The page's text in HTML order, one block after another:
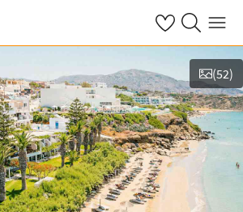
Se dine gemte
Søg påMenu
(52)